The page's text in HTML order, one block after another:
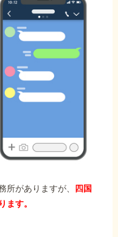
所がありますが、
四国
ます。